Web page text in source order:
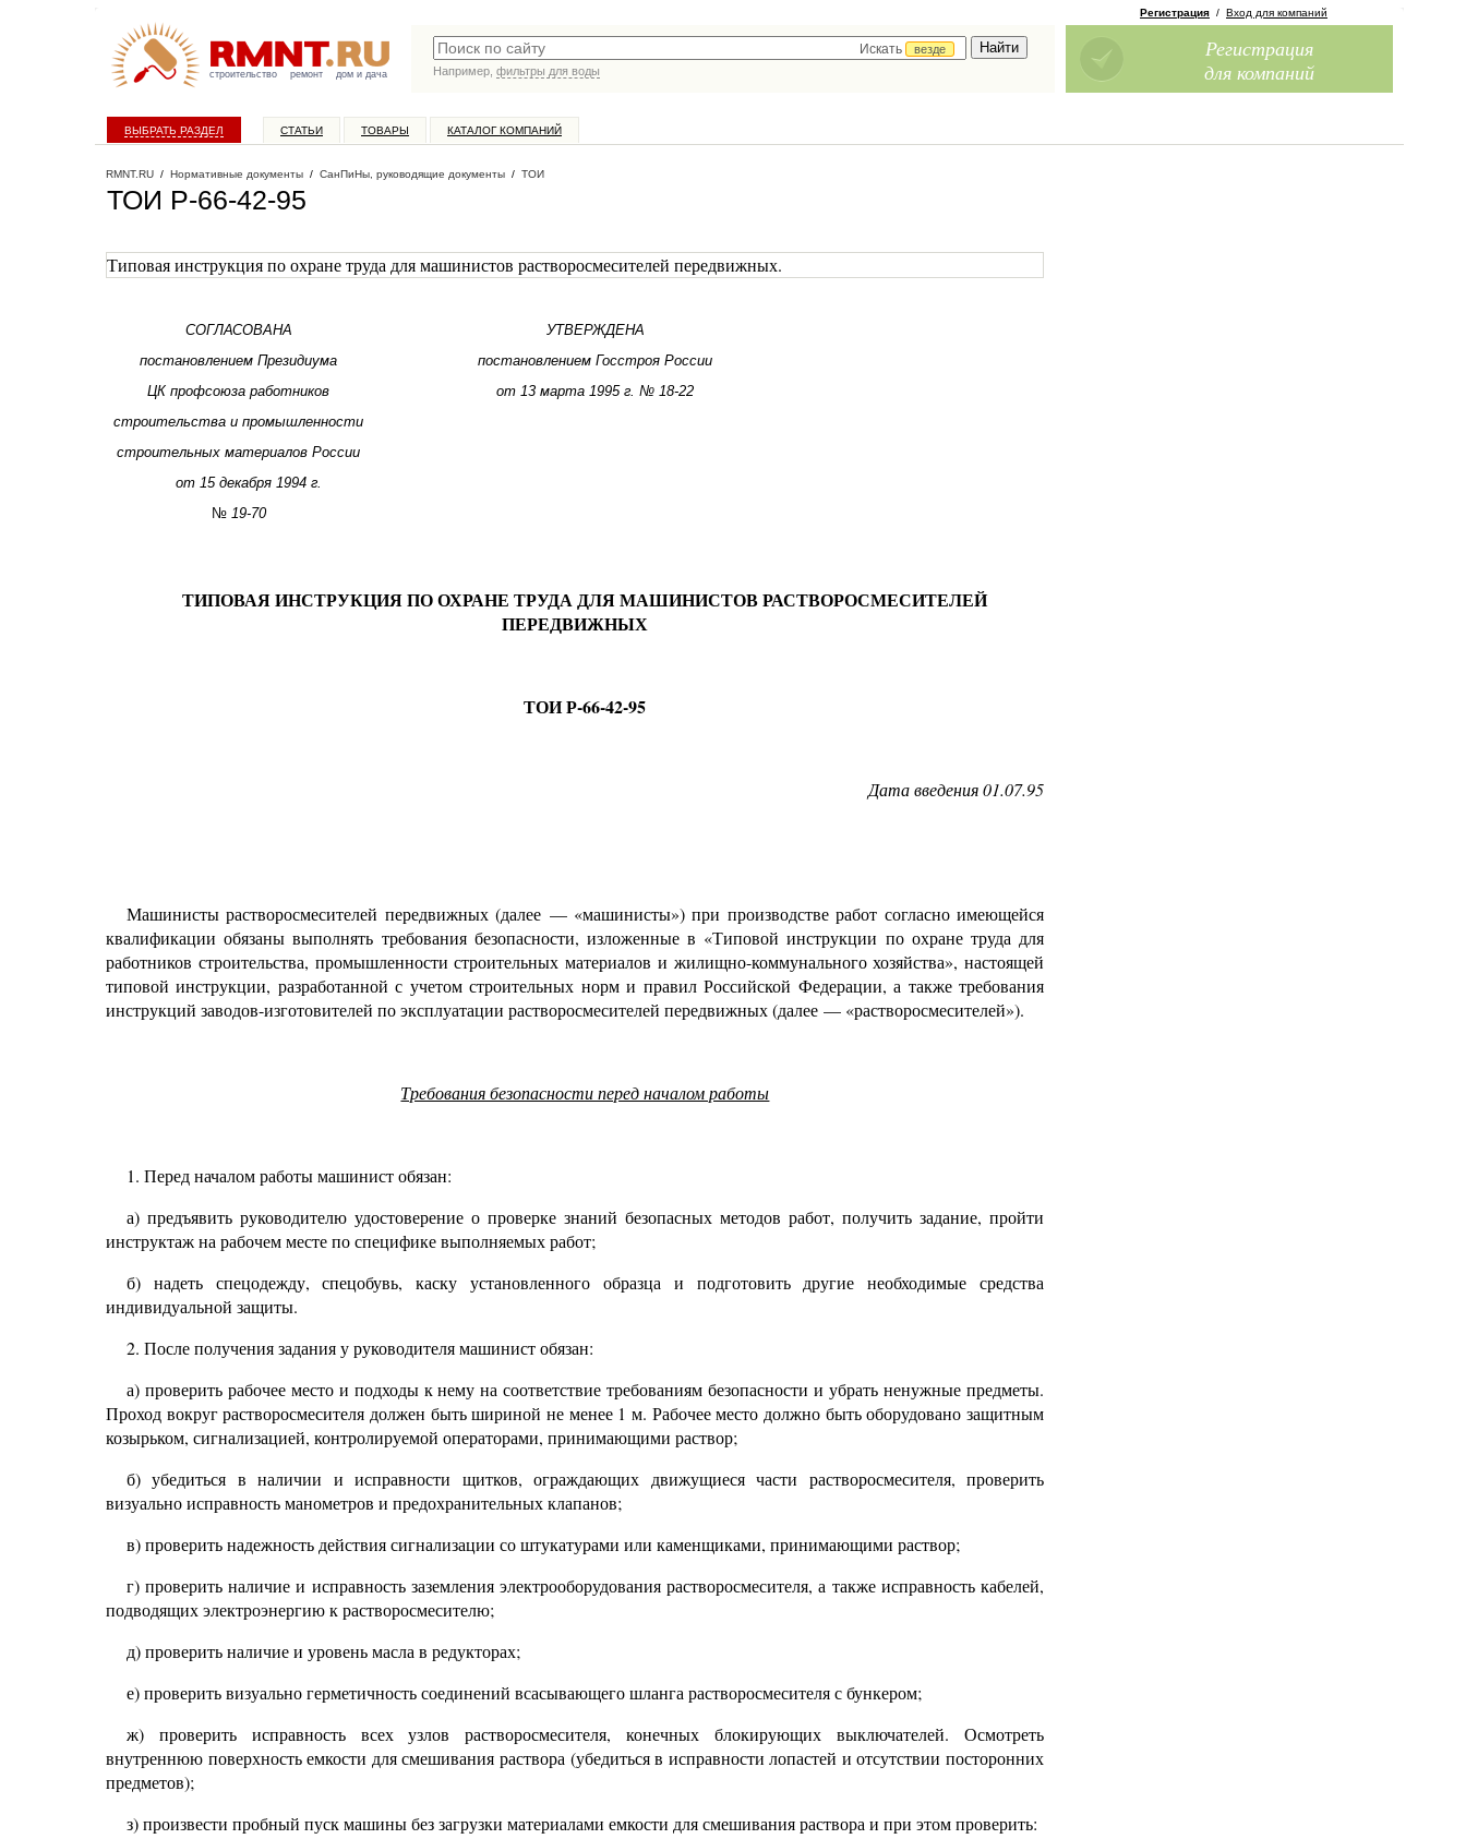
строительство ремонт дом и дача
Искать
везде
Например, фильтры для воды
Регистрация / Вход для компаний
Регистрация
для компаний
ВЫБРАТЬ РАЗДЕЛ СТАТЬИ ТОВАРЫ КАТАЛОГ КОМПАНИЙ
RMNT.RU / Нормативные документы / СанПиНы, руководящие документы / ТОИ
ТОИ Р-66-42-95
Типовая инструкция по охране труда для машинистов растворосмесителей передвижных.
СОГЛАСОВАНА
постановлением Президиума
ЦК профсоюза работников
строительства и промышленности
строительных материалов России
от15декабря 1994г.
№ 19-70
УТВЕРЖДЕНА
постановлением Госстроя России
от 13 марта 1995 г. № 18-22
ТИПОВАЯ ИНСТРУКЦИЯ ПО ОХРАНЕ ТРУДА ДЛЯ МАШИНИСТОВ РАСТВОРОСМЕСИТЕЛЕЙ
ПЕРЕДВИЖНЫХ
ТОИ Р-66-42-95
Дата введения01.07.95
Машинисты растворосмесителей передвижных (далее — «машинисты») при производстве работ согласно имеющейся
квалификации обязаны выполнять требования безопасности, изложенные в «Типовой инструкции по охране труда для
работников строительства, промышленности строительных материалов и жилищно-коммунального хозяйства», настоящей
типовой инструкции, разработанной с учетом строительных норм и правил Российской Федерации, а также требования
инструкций заводов-изготовителей по эксплуатации растворосмесителей передвижных (далее — «растворосмесителей»).
Требования безопасности перед началом работы
1. Перед началом работы машинист обязан:
а) предъявить руководителю удостоверение о проверке знаний безопасных методов работ, получить задание, пройти
инструктаж на рабочем месте по специфике выполняемых работ;
б) надеть спецодежду, спецобувь, каску установленного образца и подготовить другие необходимые средства
индивидуальной защиты.
2. После получения задания у руководителя машинист обязан:
а) проверить рабочее место и подходы к нему на соответствие требованиям безопасности и убрать ненужные предметы.
Проход вокруг растворосмесителя должен быть шириной не менее1 м. Рабочее место должно быть оборудовано защитным
козырьком, сигнализацией, контролируемой операторами, принимающими раствор;
б) убедиться в наличии и исправности щитков, ограждающих движущиеся части растворосмесителя, проверить
визуально исправность манометров и предохранительных клапанов;
в) проверить надежность действия сигнализации со штукатурами или каменщиками, принимающими раствор;
г) проверить наличие и исправность заземления электрооборудования растворосмесителя, а также исправность кабелей,
подводящих электроэнергию к растворосмесителю;
д) проверить наличие и уровень масла в редукторах;
е) проверить визуально герметичность соединений всасывающего шланга растворосмесителя с бункером;
ж) проверить исправность всех узлов растворосмесителя, конечных блокирующих выключателей. Осмотреть
внутреннюю поверхность емкости для смешивания раствора (убедиться в исправности лопастей и отсутствии посторонних
предметов);
з) произвести пробный пуск машины без загрузки материалами емкости для смешивания раствора и при этом проверить: